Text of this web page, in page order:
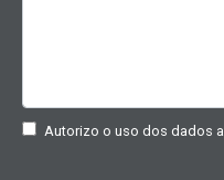
Autorizo o uso dos dados